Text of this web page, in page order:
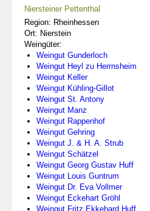
Niersteiner Pettenthal
Region: Rheinhessen
Ort: Nierstein
Weingüter:
Weingut Gunderloch
Weingut Heyl zu Herrnsheim
Weingut Keller
Weingut Kühling-Gillot
Weingut St. Antony
Weingut Manz
Weingut Rappenhof
Weingut Gehring
Weingut J. & H. A. Strub
Weingut Schätzel
Weingut Georg Gustav Huff
Weingut Louis Guntrum
Weingut Dr. Eva Vollmer
Weingut Eckehart Gröhl
Weingut Fritz Ekkehard Huff